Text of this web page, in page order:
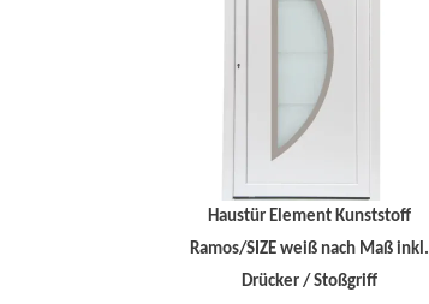
Haustür Element Kunststoff
Ramos/SIZE weiß nach Maß inkl.
Drücker / Stoßgriff